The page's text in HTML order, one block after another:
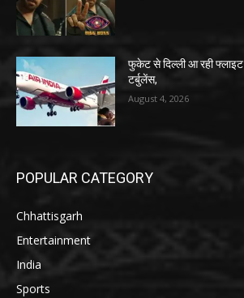
फुकेट से दिल्ली आ रही
टर्बुलेंस,
August 4, 2026
POPULAR CATEGORY
Chhattisgarh
Entertainment
India
Sports